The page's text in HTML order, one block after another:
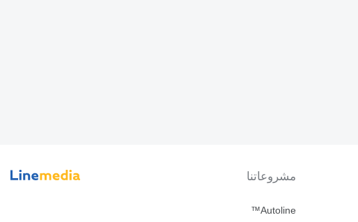
مشروعاتنا
Autoline™